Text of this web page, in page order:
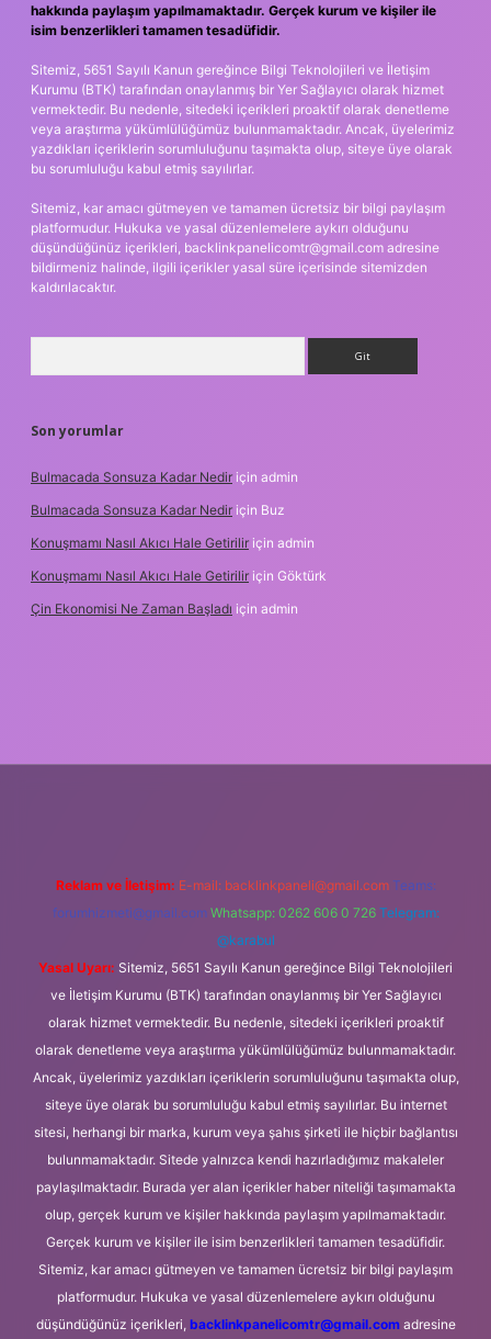
hakkında paylaşım yapılmamaktadır. Gerçek kurum ve kişiler ile
isim benzerlikleri tamamen tesadüfidir.
Sitemiz, 5651 Sayılı Kanun gereğince Bilgi Teknolojileri ve İletişim
Kurumu (BTK) tarafından onaylanmış bir Yer Sağlayıcı olarak hizmet
vermektedir. Bu nedenle, sitedeki içerikleri proaktif olarak denetleme
veya araştırma yükümlülüğümüz bulunmamaktadır. Ancak, üyelerimiz
yazdıkları içeriklerin sorumluluğunu taşımakta olup, siteye üye olarak
bu sorumluluğu kabul etmiş sayılırlar.
Sitemiz, kar amacı gütmeyen ve tamamen ücretsiz bir bilgi paylaşım
platformudur. Hukuka ve yasal düzenlemelere aykırı olduğunu
düşündüğünüz içerikleri, backlinkpanelicomtr@gmail.com adresine
bildirmeniz halinde, ilgili içerikler yasal süre içerisinde sitemizden
kaldırılacaktır.
Son yorumlar
Bulmacada Sonsuza Kadar Nedir için admin
Bulmacada Sonsuza Kadar Nedir için Buz
Konuşmamı Nasıl Akıcı Hale Getirilir için admin
Konuşmamı Nasıl Akıcı Hale Getirilir için Göktürk
Çin Ekonomisi Ne Zaman Başladı için admin
Reklam ve İletişim: E-mail: backlinkpaneli@gmail.com Teams:
forumhizmeti@gmail.com Whatsapp: 0262 606 0 726 Telegram:
@karabul
Yasal Uyarı: Sitemiz, 5651 Sayılı Kanun gereğince Bilgi Teknolojileri
ve İletişim Kurumu (BTK) tarafından onaylanmış bir Yer Sağlayıcı
olarak hizmet vermektedir. Bu nedenle, sitedeki içerikleri proaktif
olarak denetleme veya araştırma yükümlülüğümüz bulunmamaktadır.
Ancak, üyelerimiz yazdıkları içeriklerin sorumluluğunu taşımakta olup,
siteye üye olarak bu sorumluluğu kabul etmiş sayılırlar. Bu internet
sitesi, herhangi bir marka, kurum veya şahıs şirketi ile hiçbir bağlantısı
bulunmamaktadır. Sitede yalnızca kendi hazırladığımız makaleler
paylaşılmaktadır. Burada yer alan içerikler haber niteliği taşımamakta
olup, gerçek kurum ve kişiler hakkında paylaşım yapılmamaktadır.
Gerçek kurum ve kişiler ile isim benzerlikleri tamamen tesadüfidir.
Sitemiz, kar amacı gütmeyen ve tamamen ücretsiz bir bilgi paylaşım
platformudur. Hukuka ve yasal düzenlemelere aykırı olduğunu
düşündüğünüz içerikleri, backlinkpanelicomtr@gmail.comadresine